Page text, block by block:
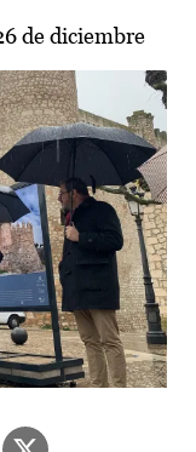
de diciembre